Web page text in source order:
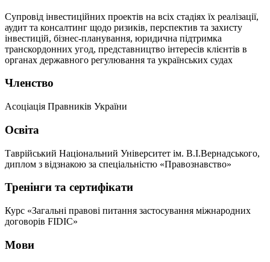
Супровід інвестиційних проектів на всіх стадіях їх реалізації,
аудит та консалтинг щодо ризиків, перспектив та захисту
інвестицій, бізнес-планування, юридична підтримка
транскордонних угод, представництво інтересів клієнтів в
органах державного регулювання та українських судах
Членство
Асоціація Правників України
Освіта
Таврійський Національний Університет ім. В.І.Вернадського,
диплом з відзнакою за спеціальністю «Правознавство»
Тренінги та сертифікати
Курс «Загальні правові питання застосування міжнародних
договорів FIDIC»
Мови